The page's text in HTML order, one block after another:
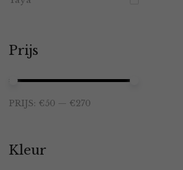
Prijs
PRIJS: €50 — €270
Kleur